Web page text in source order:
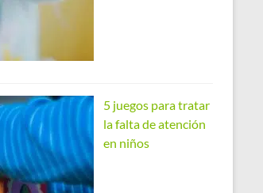
5 juegos para tratar
la falta de atención
en niños